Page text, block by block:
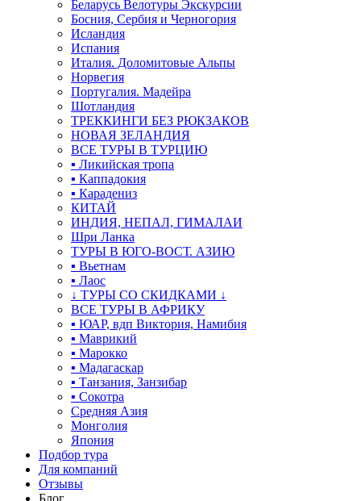
Беларусь Велотуры Экскурсии
Босния, Сербия и Черногория
Исландия
Испания
Италия. Доломитовые Альпы
Норвегия
Португалия. Мадейра
Шотландия
ТРЕККИНГИ БЕЗ РЮКЗАКОВ
НОВАЯ ЗЕЛАНДИЯ
ВСЕ ТУРЫ В ТУРЦИЮ
▪ Ликийская тропа
▪ Каппадокия
▪ Карадениз
КИТАЙ
ИНДИЯ, НЕПАЛ, ГИМАЛАИ
Шри Ланка
ТУРЫ В ЮГО-ВОСТ. АЗИЮ
▪ Вьетнам
▪ Лаос
↓ ТУРЫ СО СКИДКАМИ ↓
ВСЕ ТУРЫ В АФРИКУ
▪ ЮАР, вдп Виктория, Намибия
▪ Маврикий
▪ Марокко
▪ Мадагаскар
▪ Танзания, Занзибар
▪ Сокотра
Средняя Азия
Монголия
Япония
Подбор тура
Для компаний
Отзывы
Блог